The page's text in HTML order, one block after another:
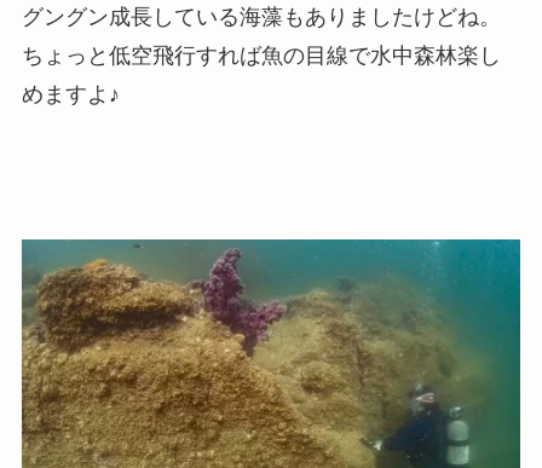
グングン成長している海藻もありましたけどね。
ちょっと低空飛行すれば魚の目線で水中森林楽し
めますよ♪